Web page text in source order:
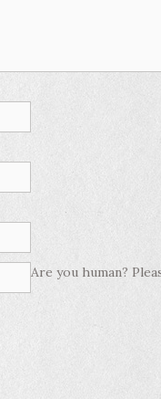
Are you human?